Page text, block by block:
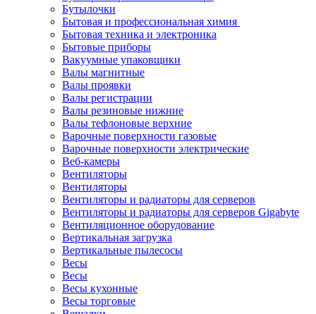
Бутылочки
Бытовая и профессиональная химия
Бытовая техника и электроника
Бытовые приборы
Вакуумные упаковщики
Валы магнитные
Валы проявки
Валы регистрации
Валы резиновые нижние
Валы тефлоновые верхние
Варочные поверхности газовые
Варочные поверхности электрические
Веб-камеры
Вентиляторы
Вентиляторы
Вентиляторы и радиаторы для серверов
Вентиляторы и радиаторы для серверов Gigabyte
Вентиляционное оборудование
Вертикальная загрузка
Вертикальные пылесосы
Весы
Весы
Весы кухонные
Весы торговые